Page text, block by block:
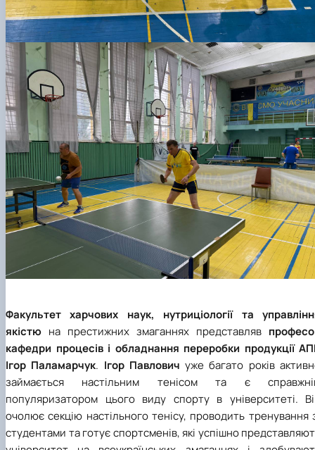
Факультет харчових наук, нутриціології та
якістю на престижних змаганнях представляв
кафедри процесів і обладнання переробки продукції
Ігор Паламарчук. Ігор Павлович уже багато років
займається настільним тенісом та є
популяризатором цього виду спорту в університеті.
очолює секцію настільного тенісу, проводить тренування
студентами та готує спортсменів, які успішно